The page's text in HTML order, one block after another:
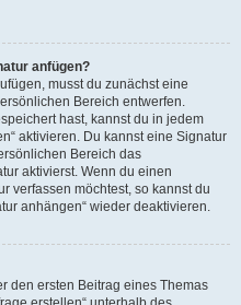
anfügen?
musst du zunächst eine
Bereich entwerfen.
hast, kannst du in jedem
aktivieren. Du kannst eine Signatur
Bereich das
aktivierst. Wenn du einen
verfassen möchtest, so kannst du
anhängen“ wieder deaktivieren.
den ersten Beitrag eines Themas